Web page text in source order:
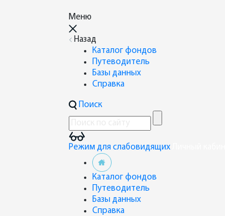
Меню
Назад
Каталог фондов
Путеводитель
Базы данных
Справка
Поиск
Режим для слабовидящих
Каталог фондов
Путеводитель
Базы данных
Справка